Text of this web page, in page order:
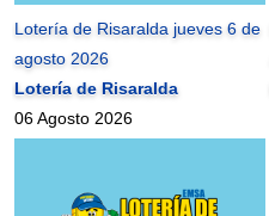
Lotería de Risaralda jueves 6 de
agosto 2026
Lotería de Risaralda
06 Agosto 2026